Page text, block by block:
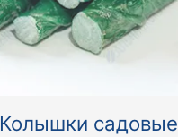
Колышки садовые